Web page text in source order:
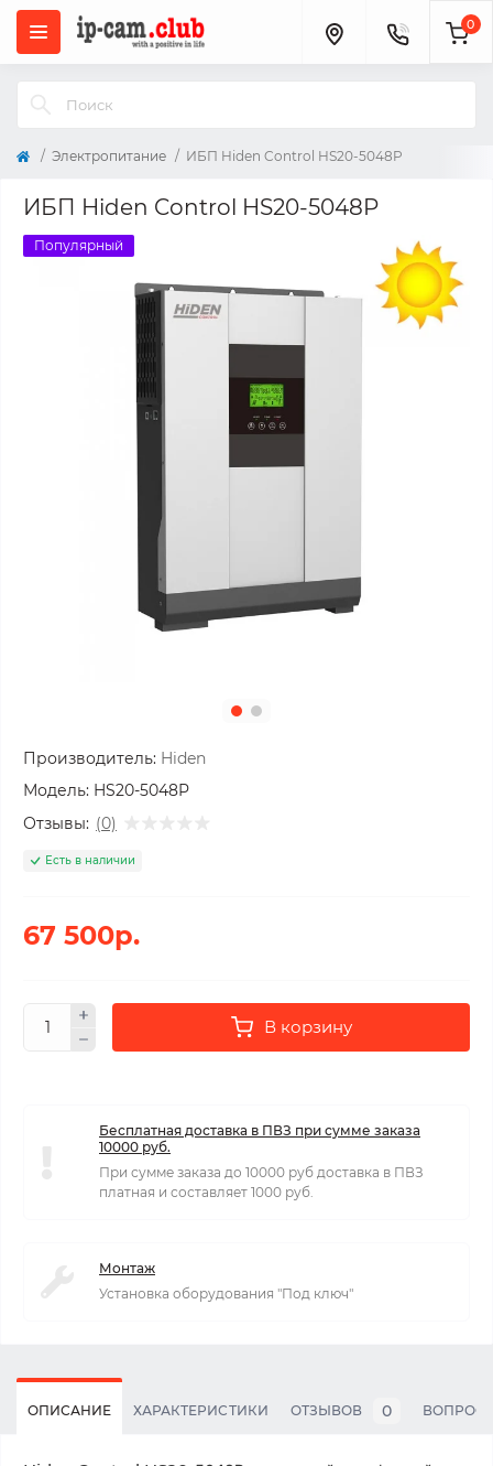
0
Электропитание ИБП Hiden Control HS20-5048P
ИБП Hiden Control HS20-5048P
Популярный
Производитель: Hiden
Модель: HS20-5048P
Отзывы: (0)
Есть в наличии
67 500р.
В корзину
Бесплатная доставка в ПВЗ при сумме заказа
10000 руб.
При сумме заказа до 10000 руб доставка в ПВЗ
платная и составляет 1000 руб.
Монтаж
Установка оборудования "Под ключ"
ОПИСАНИЕ ХАРАКТЕРИСТИКИ ОТЗЫВОВ 0